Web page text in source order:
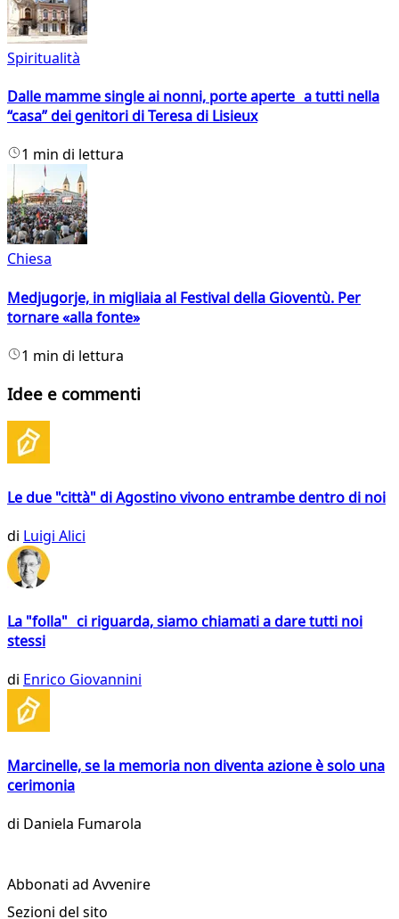
Spiritualità
Dalle mamme single ai nonni, porte aperte a tutti nella
“casa” dei genitori di Teresa di Lisieux
1 min di lettura
Chiesa
Medjugorje, in migliaia al Festival della Gioventù. Per
tornare «alla fonte»
1 min di lettura
Idee e commenti
Le due "città" di Agostino vivono entrambe dentro di noi
di Luigi Alici
La "folla" ci riguarda, siamo chiamati a dare tutti noi
stessi
di Enrico Giovannini
Marcinelle, se la memoria non diventa azione è solo una
cerimonia
di Daniela Fumarola
Abbonati ad Avvenire
Sezioni del sito